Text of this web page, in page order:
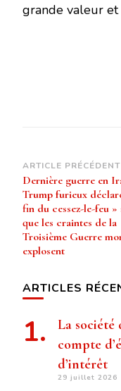
grande valeur et
Navigation
d’article
ARTICLE PRÉCÉDENT
Dernière guerre en
Trump furieux
fin du cessez-le-feu »
que les craintes de la
Troisième Guerre
explosent
ARTICLES
La société
compte
d’intérêt
29 juillet 2026